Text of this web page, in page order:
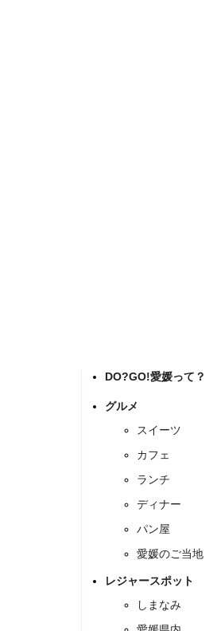
DO?GO!愛媛って？
グルメ
スイーツ
カフェ
ランチ
ディナー
パン屋
愛媛のご当地
レジャースポット
しまなみ